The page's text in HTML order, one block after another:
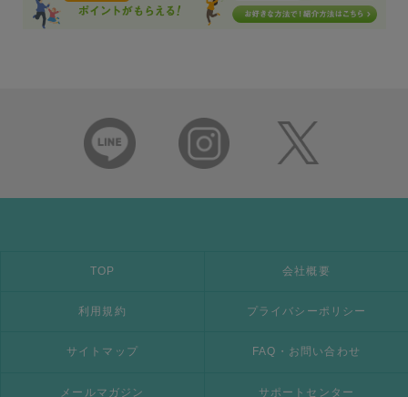
TOP 会社概要
利用規約 プライバシーポリシー
サイトマップ FAQ・お問い合わせ
メールマガジン サポートセンター